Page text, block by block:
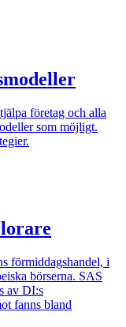
företag och alla
som möjligt.
förmiddagshandel, i
börserna. SAS
av DI:s
fanns bland